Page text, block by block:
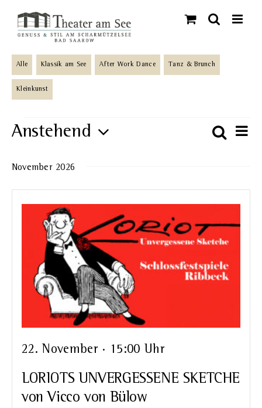
Alle Klassik am See After Work Dance Tanz & Brunch
Kleinkunst
Veranstaltungen
und
Suche
Liste
Anstehend
wählen.
November 2026
LORIOTS UNVERGESSENE SKETCHE
von Vicco von Bülow
22. November · 15:00 Uhr